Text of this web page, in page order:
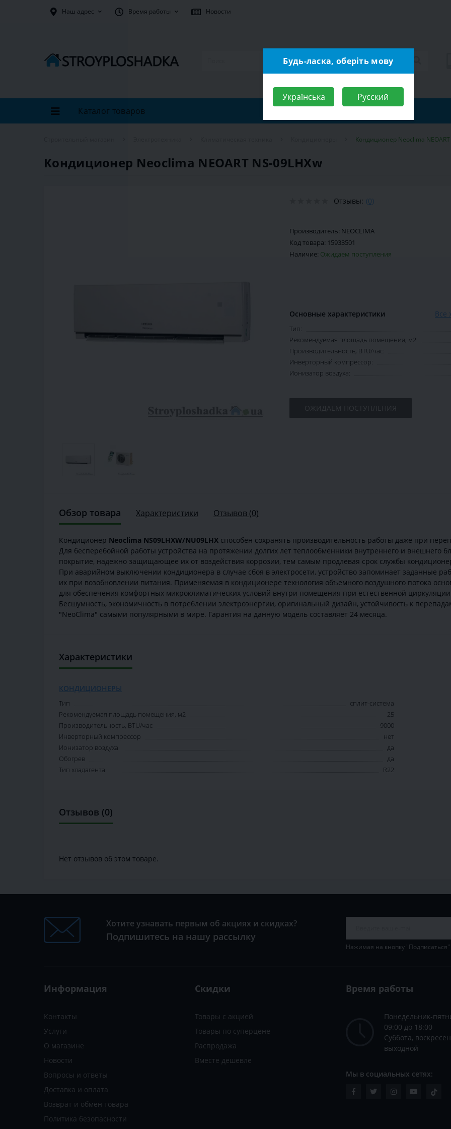
Наш адрес Время работы Новости
Каталог товаров
Кондиционер Neoclima NEOART
Кондиционер Neoclima NEOART NS-09LHXw
Отзывы: (0)
Производитель: NEOCLIMA
Код товара: 15933501
Наличие: Ожидаем поступления
Основные характеристики Все
Тип:
Рекомендуемая площадь помещения, м2:
Производительность, BTU/час:
Инверторный компрессор:
Ионизатор воздуха:
ОЖИДАЕМ ПОСТУПЛЕНИЯ
Обзор товара Характеристики Отзывов (0)
Кондиционер Neoclima NS09LHXW/NU09LHX способен сохранять производительность работы даже при
Для бесперебойной работы устройства на протяжении долгих лет теплообменники внутреннего и внешнего
покрытие, надежно защищающее их от воздействия коррозии, тем самым продлевая срок службы
При аварийном выключении кондиционера в случае сбоя в электросети, устройство запоминает заданные
их при возобновлении питания. Применяемая в кондиционере технология объемного воздушного потока
для обеспечения комфортных микроклиматических условий внутри помещения при естественной циркуляции
Бесшумность, экономичность в потреблении электроэнергии, оригинальный дизайн, устойчивость к
"NeoClima" самыми популярными в мире. Гарантия на данную модель составляет 24 месяца.
Характеристики
КОНДИЦИОНЕРЫ
Тип
сплит-система
Рекомендуемая площадь помещения, м2
25
Производительность, BTU/час
9000
Инверторный компрессор
нет
Ионизатор воздуха
да
Обогрев
да
Тип хладагента
R22
Отзывов (0)
Нет отзывов об этом товаре.
Хотите узнавать первым об акциях и скидках?
Подпишитесь на нашу рассылку
Нажимая на кнопку
Информация
Контакты
Услуги
О магазине
Новости
Вопросы и ответы
Доставка и оплата
Возврат и обмен товара
Политика безопасности
Скидки
Товары с акцией
Товары по суперцене
Распродажа
Вместе дешевле
Время работы
Понедельник-
09:00 до 18:00
Суббота,
выходной
Мы в социальных сетях:
Будь-ласка, оберіть мову
Українська Русский